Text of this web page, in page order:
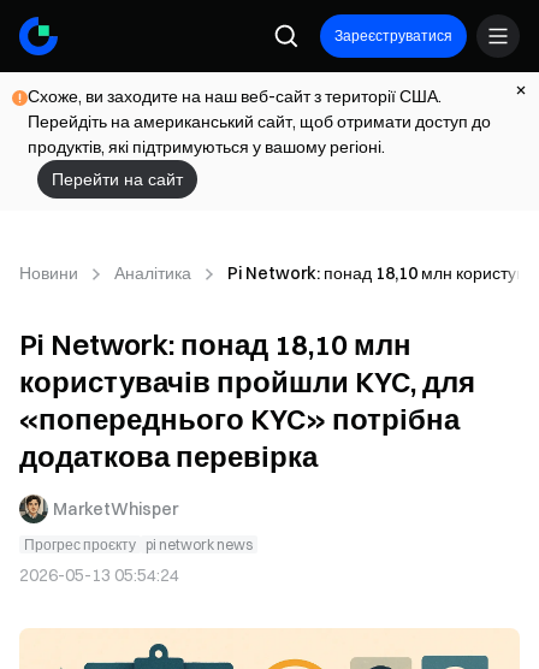
Зареєструватися
Схоже, ви заходите на наш веб-сайт з території США.
Перейдіть на американський сайт, щоб отримати доступ до
продуктів, які підтримуються у вашому регіоні.
Перейти на сайт
Новини Аналітика Pi Network: понад 18,10 млн
Pi Network: понад 18,10 млн
користувачів пройшли KYC, для
«попереднього KYC» потрібна
додаткова перевірка
MarketWhisper
Прогрес проєкту pi network news
2026-05-13 05:54:24